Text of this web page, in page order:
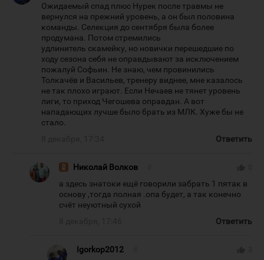
Ожидаемый спад плюс Нурек после травмы не
вернулся на прежний уровень, а он был половина
команды. Селекция до сентября была более
продумана. Потом стремились
удлинитель скамейку, но новички перешедшие по
ходу сезона себя не оправдывают за исключением
пожалуй Софьин. Не знаю, чем провинились
Толкачёв и Васильев, тренеру виднее, мне казалось
не так плохо играют. Если Нечаев не тянет уровень
лиги, то приход Чегошева оправдан. А вот
нападающих лучше было брать из МЛК. Хуже бы не
стало.
Ответить
Николай Волков
а здесь знатоки ещё говорили забрать 1 пятак в
основу ,тогда полная .опа будет, а так конечно
счёт неуютный сухой
Ответить
Igorkop2012